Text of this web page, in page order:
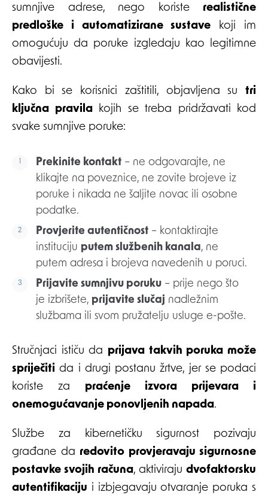
sumnjive adrese, nego koriste realistične
predloške i automatizirane sustave koji im
omogućuju da poruke izgledaju kao legitimne
obavijesti.
Kako bi se korisnici zaštitili, objavljena su tri
ključna pravilakojih se treba pridržavati kod
svake sumnjive poruke:
Prekinite kontakt – ne odgovarajte, ne
klikajte na poveznice, ne zovite brojeve iz
poruke i nikada ne šaljite novac ili osobne
podatke.
Provjerite autentičnost – kontaktirajte
instituciju putem službenih kanala, ne
putem adresa i brojeva navedenih u poruci.
Prijavite sumnjivu poruku – prije nego što
je izbrišete, prijavite slučaj nadležnim
službama ili svom pružatelju usluge e-pošte.
Stručnjaci ističu da prijava takvih poruka može
spriječiti da i drugi postanu žrtve, jer se podaci
koriste za praćenje izvora prijevara i
onemogućavanje ponovljenih napada.
Službe za kibernetičku sigurnost pozivaju
građane da redovito provjeravaju sigurnosne
postavke svojih računa, aktiviraju dvofaktorsku
autentifikaciju i izbjegavaju otvaranje poruka s